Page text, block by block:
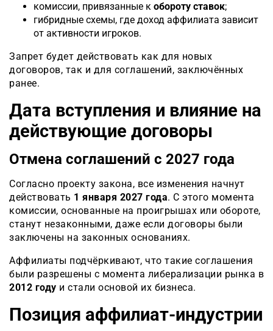
комиссии, привязанные к обороту ставок;
гибридные схемы, где доход аффилиата зависит
от активности игроков.
Запрет будет действовать как для новых
договоров, так и для соглашений, заключённых
ранее.
Дата вступления и влияние на
действующие договоры
Отмена соглашений с 2027 года
Согласно проекту закона, все изменения начнут
действовать 1 января 2027 года. С этого момента
комиссии, основанные на проигрышах или обороте,
станут незаконными, даже если договоры были
заключены на законных основаниях.
Аффилиаты подчёркивают, что такие соглашения
были разрешены с момента либерализации рынка в
2012 году и стали основой их бизнеса.
Позиция аффилиат-индустрии